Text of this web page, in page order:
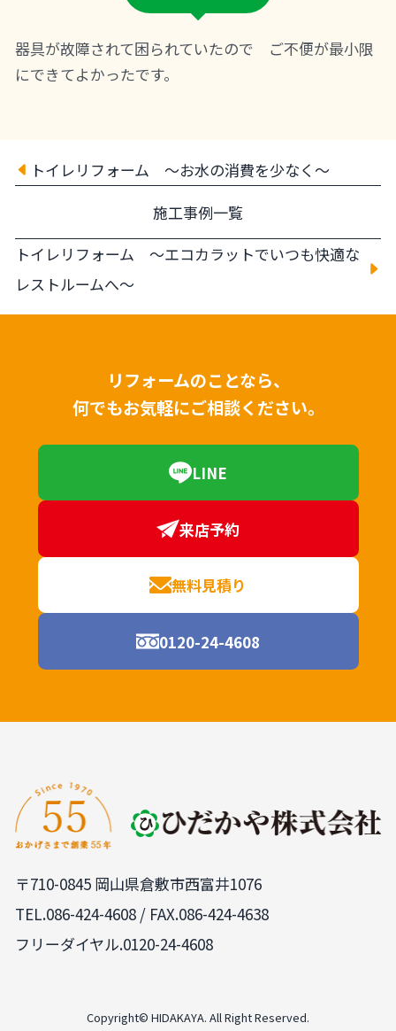
器具が故障されて困られていたので ご不便が最小限
にできてよかったです。
トイレリフォーム ～お水の消費を少なく～
施工事例一覧
トイレリフォーム ～エコカラットでいつも快適な
レストルームへ～
リフォームのことなら、
何でもお気軽にご相談ください。
LINE
来店予約
無料見積り
0120-24-4608
〒710-0845 岡山県倉敷市西富井1076
TEL.086-424-4608 / FAX.086-424-4638
フリーダイヤル.0120-24-4608
Copyright© HIDAKAYA. All Right Reserved.